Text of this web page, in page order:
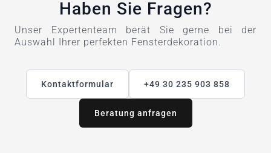
Haben Sie Fragen?
Unser Expertenteam berät Sie gerne bei der
Auswahl Ihrer perfekten Fensterdekoration.
Kontaktformular +49 30 235 903 858
Beratung anfragen